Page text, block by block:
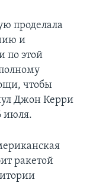
проделала
и
по этой
чтобы
Джон Керри
июля.
ракетой